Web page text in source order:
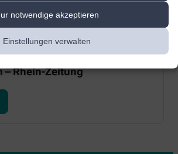
notwendige akzeptieren
Einstellungen verwaltenTiertherapeuten
und Alt glücklich – Kreis
– Rhein-Zeitung